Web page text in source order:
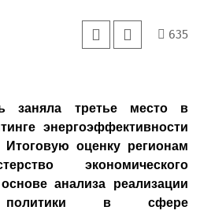
635
заняла третье место в
энергоэффективности
Итоговую оценку регионам
экономического
анализа реализации
политики в сфере